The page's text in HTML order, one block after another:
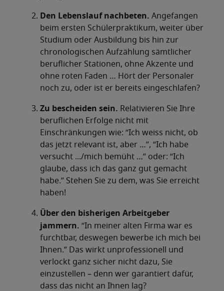
Den Lebenslauf nachbeten. Angefangen
beim ersten Schülerpraktikum, weiter über
Studium oder Ausbildung bis hin zur
chronologischen Aufzählung sämtlicher
beruflicher Stationen, ohne Akzente und
ohne roten Faden … Hört der Personaler
noch zu, oder ist er bereits eingeschlafen?
Zu bescheiden sein. Relativieren Sie Ihre
beruflichen Erfolge nicht mit
Einschränkungen wie: “Ich weiss nicht, ob
das jetzt relevant ist, aber …”, “Ich habe
versucht .../mich bemüht …” oder: “Ich
glaube, dass ich das ganz gut gemacht
habe.” Stehen Sie zu dem, was Sie erreicht
haben!
Über den bisherigen Arbeitgeber
jammern. “In meiner alten Firma war es
furchtbar, deswegen bewerbe ich mich bei
Ihnen.” Das wirkt unprofessionell und
verlockt ganz sicher nicht dazu, Sie
einzustellen – denn wer garantiert dafür,
dass das nicht an Ihnen lag?